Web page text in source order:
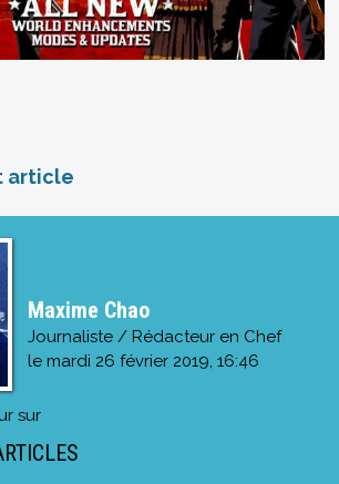
article
Maxime Chao
Journaliste / Rédacteur en Chef
le mardi 26 février 2019, 16:46
sur